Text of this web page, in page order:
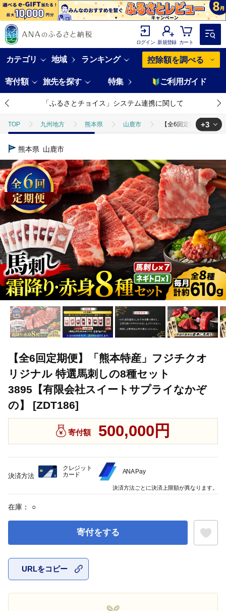
ログイン 新規登録 カート
カテゴリ 地域 ランキング 控除額を調べる
寄付額 旅先を探す 特集 ご利用ガイド
「ふるさとチョイス」システム連携に関して
TOP 九州地方 熊本県 山鹿市 【全6回定期便】「熊
TOP
TOP 肉 馬肉 【全6回定期便】「熊本特産」フジチクオリ
TOP 肉 馬肉 馬刺し 【全6回定期便】「熊本特産」
+3
熊本県 山鹿市
【全6回定期便】「熊本特産」フジチクオ
リジナル 特選馬刺しの8種セット
3895【有限会社スイートサプライなかぞ
の】 [ZDT186]
寄付額 500,000円
在庫： ○
寄付をする
URLをコピー
決済方法
クレジット
カード
ANA Pay
決済方法ごとに決済上限額が異なります。